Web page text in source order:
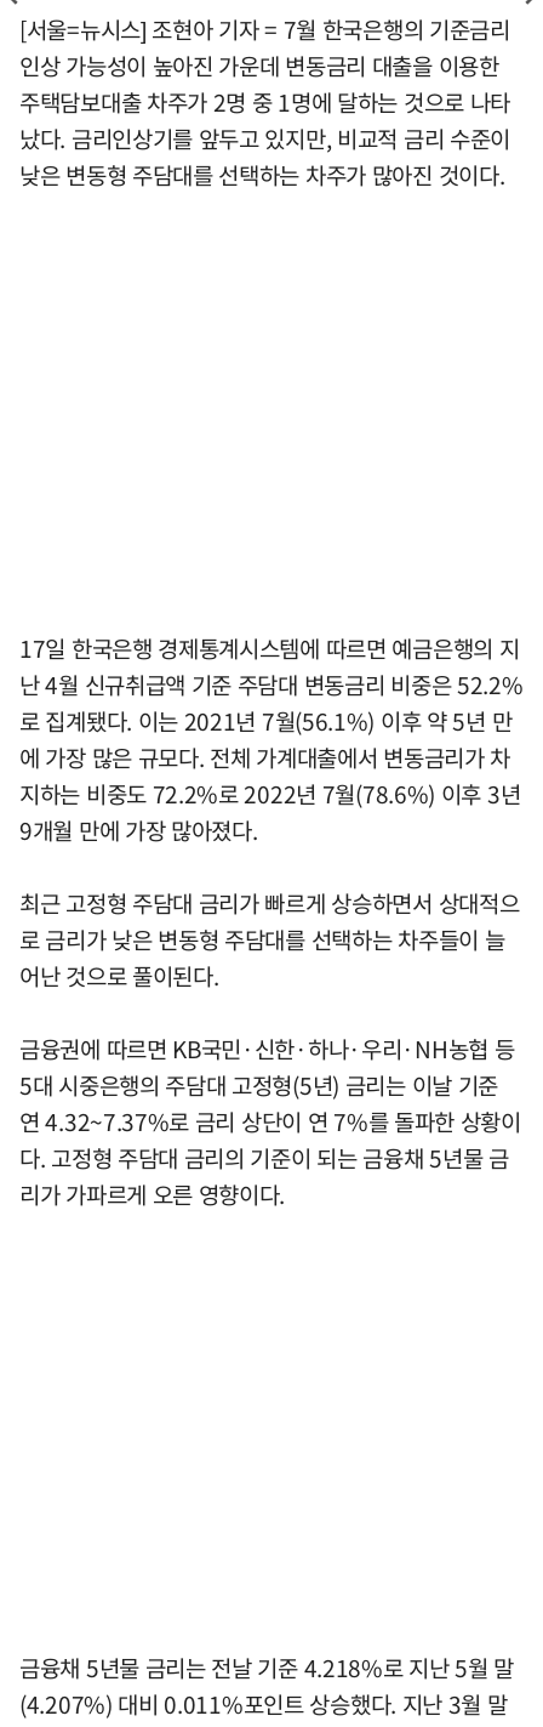
[서울=뉴시스] 조현아 기자 = 7월 한국은행의 기준금리
인상 가능성이 높아진 가운데 변동금리 대출을 이용한
주택담보대출 차주가 2명 중 1명에 달하는 것으로 나타
났다. 금리인상기를 앞두고 있지만, 비교적 금리 수준이
낮은 변동형 주담대를 선택하는 차주가 많아진 것이다.
17일 한국은행 경제통계시스템에 따르면 예금은행의 지
난 4월 신규취급액 기준 주담대 변동금리 비중은 52.2%
로 집계됐다. 이는 2021년 7월(56.1%) 이후 약 5년 만
에 가장 많은 규모다. 전체 가계대출에서 변동금리가 차
지하는 비중도 72.2%로 2022년 7월(78.6%) 이후 3년
9개월 만에 가장 많아졌다.
최근 고정형 주담대 금리가 빠르게 상승하면서 상대적으
로 금리가 낮은 변동형 주담대를 선택하는 차주들이 늘
어난 것으로 풀이된다.
금융권에 따르면 KB국민·신한·하나·우리·NH농협 등
5대 시중은행의 주담대 고정형(5년) 금리는 이날 기준
연 4.32~7.37%로 금리 상단이 연 7%를 돌파한 상황이
다. 고정형 주담대 금리의 기준이 되는 금융채 5년물 금
리가 가파르게 오른 영향이다.
금융채 5년물 금리는 전날 기준 4.218%로 지난 5월 말
(4.207%) 대비 0.011%포인트 상승했다. 지난 3월 말